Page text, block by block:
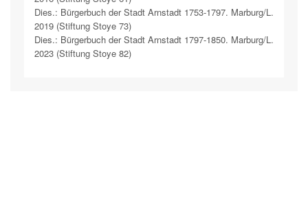
Dies.: Bürgerbuch der Stadt Arnstadt 1753-1797. Marburg/L.
2019 (Stiftung Stoye 73)
Dies.: Bürgerbuch der Stadt Arnstadt 1797-1850. Marburg/L.
2023 (Stiftung Stoye 82)